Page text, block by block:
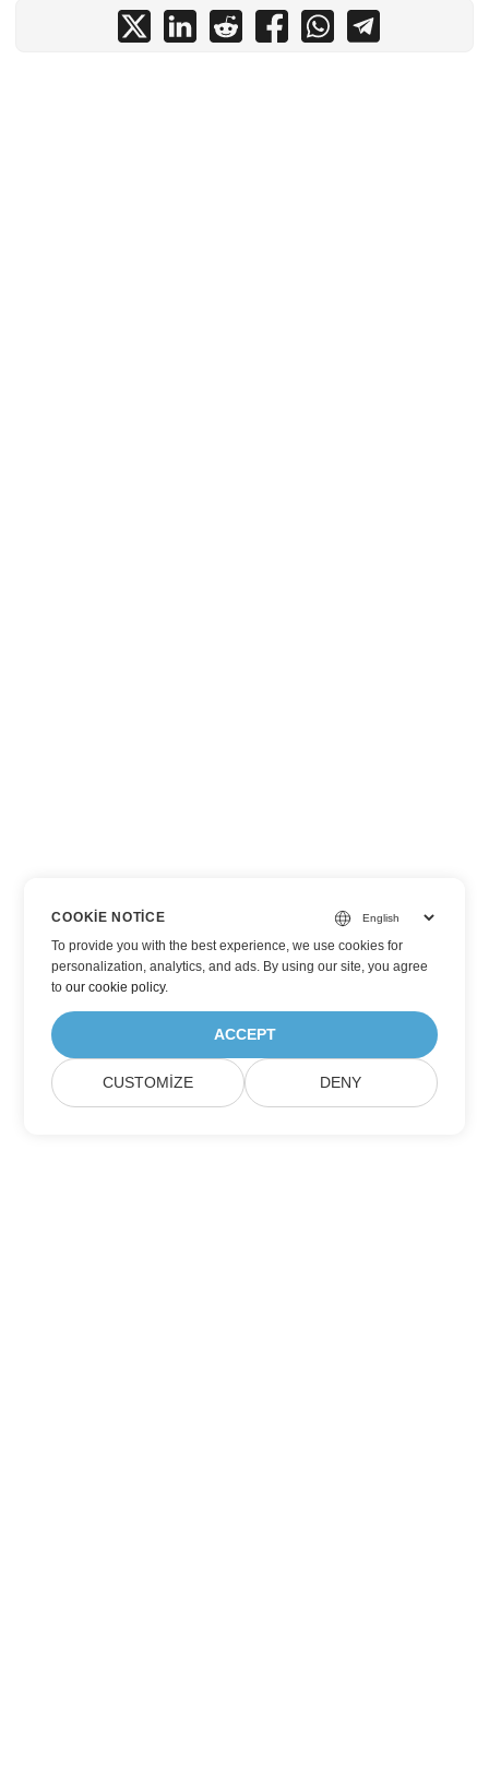
COOKIE NOTICE
To provide you with the best experience, we use cookies for
personalization, analytics, and ads. By using our site, you agree
toour cookie policy.
ACCEPT
CUSTOMIZE DENY